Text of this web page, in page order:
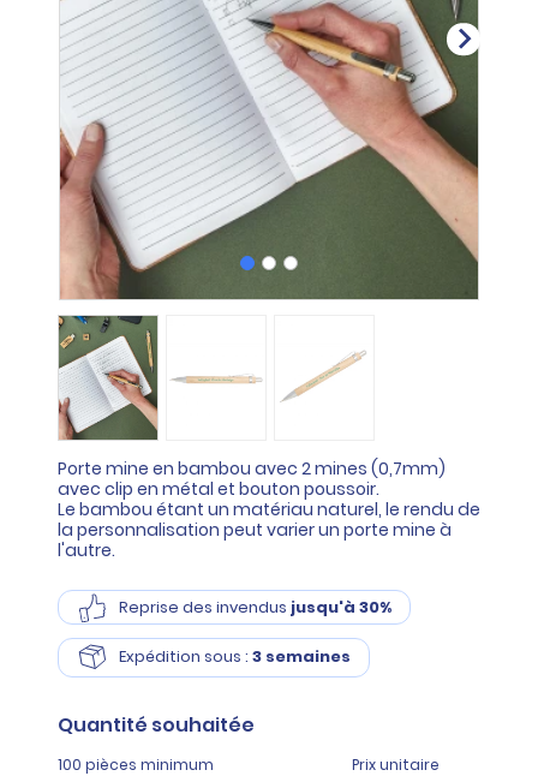
Porte mine en bambou avec 2 mines (0,7mm)
avec clip en métal et bouton poussoir.
Le bambou étant un matériau naturel, le rendu de
la personnalisation peut varier un porte mine à
l'autre.
Reprise des invendus jusqu'à 30%
Expédition sous : 3 semaines
Quantité souhaitée
100 pièces minimum
Prix unitaire